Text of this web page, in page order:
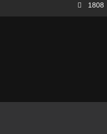
1808